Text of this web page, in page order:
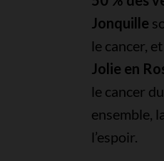
Jonquille
le cancer, et
Jolie en
le cancer
ensemble,
l’espoir.